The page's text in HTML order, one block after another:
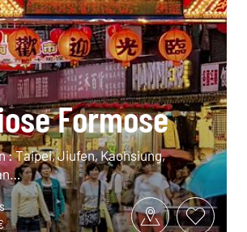
Formose
: Taipei, Jiufen, Kaohsiung,